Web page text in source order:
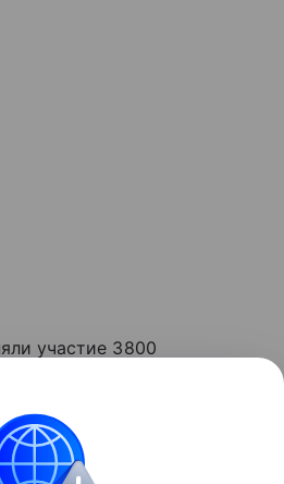
участие 3800
исключительно
характер